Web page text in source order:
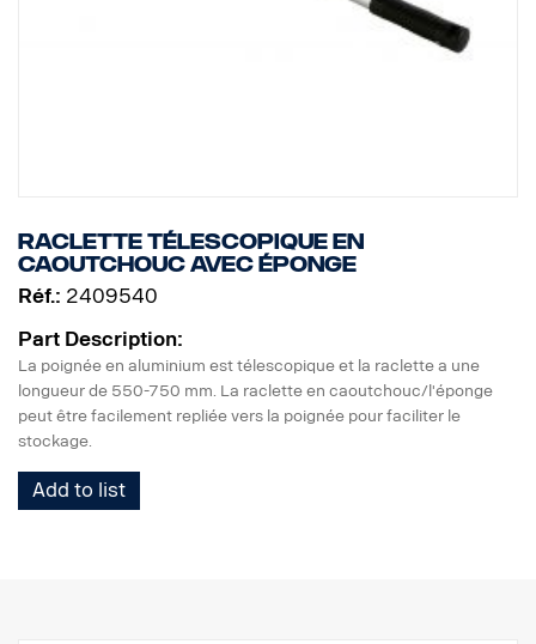
Raclette télescopique en
caoutchouc avec éponge
Réf.: 2409540
Part Description:
La poignée en aluminium est télescopique et la raclette a une
longueur de 550-750 mm. La raclette en caoutchouc/l'éponge
peut être facilement repliée vers la poignée pour faciliter le
stockage.
Add to list